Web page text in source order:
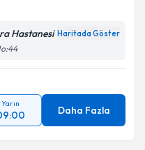
Hastanesi Haritada Göster
Yarın
Daha Fazla